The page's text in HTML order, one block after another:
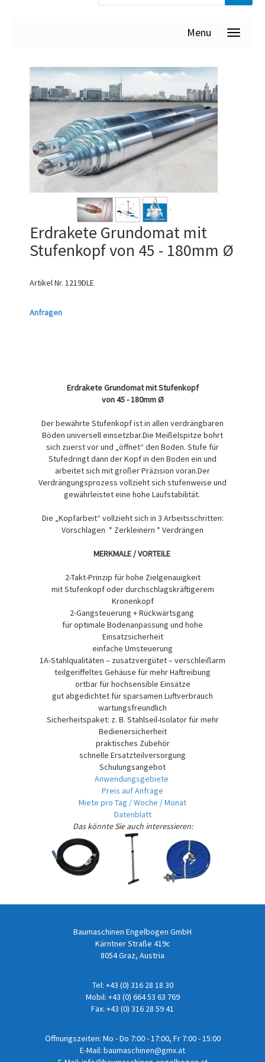
Menu
Erdrakete Grundomat mit
Stufenkopf von 45 - 180mm Ø
Artikel Nr. 1219DLE
Anfragen
Erdrakete Grundomat mit Stufenkopf
von 45 - 180mm Ø
Der bewährte Stufenkopf ist in allen verdrängbaren
Böden universell einsetzbar.Die Meißelspitze bohrt
sich zuerst vor und „öffnet“ den Boden. Stufe für
Stufedringt dann der Kopf in den Boden ein und
arbeitet sich mit großer Präzision voran.Der
Verdrängungsprozess vollzieht sich stufenweise und
gewährleistet eine hohe Laufstabilität.
Die „Kopfarbeit“ vollzieht sich in 3 Arbeitsschritten:
Vorschlagen * Zerkleinern * Verdrängen
MERKMALE / VORTEILE
2-Takt-Prinzip für hohe Zielgenauigkeit
mit Stufenkopf oder durchschlagskräftigerem
Kronenkopf
2-Gangsteuerung + Rückwärtsgang
für optimale Bodenanpassung und hohe
Einsatzsicherheit
einfache Umsteuerung
1A-Stahlqualitäten – zusatzvergütet – verschleißarm
teilgeriffeltes Gehäuse für mehr Haftreibung
ortbar für hochsensible Einsätze
gut abgedichtet für sparsamen Luftverbrauch
wartungsfreundlich
Sicherheitspaket: z. B. Stahlseil-Isolator für mehr
Bedienersicherheit
praktisches Zubehör
schnelle Ersatzteilversorgung
Schulungsangebot
Anwendungsgebiete
Preis auf Anfrage
Miete pro Tag / Woche / Monat
Datenblatt
Das könnte Sie auch interessieren:
Baumaschinen Engelbogen GmbH
Kärntner Straße 419c
8054 Graz, Austria
Tel: +43 (0) 316 28 18 30
Mobil: +43 (0) 664 53 63 769
Fax: +43 (0) 316 28 59 41
Öffnungszeiten: Mo - Do 7:00 - 17:00, Fr 7:00 - 15:00
E-Mail: baumaschinen@gmx.at